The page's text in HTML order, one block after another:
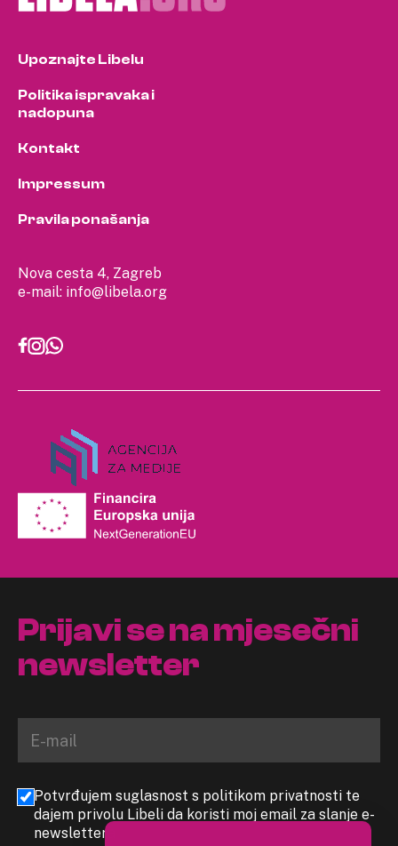
Nova cesta 4, Zagreb
e-mail: info@libela.org
Upoznajte Libelu
Politika ispravaka i
nadopuna
Kontakt
Impressum
Pravila ponašanja
Prijavi se na mjesečni
newsletter
Potvrđujem suglasnost s politikom privatnosti te
dajem privolu Libeli da koristi moj email za slanje e-
newslettera